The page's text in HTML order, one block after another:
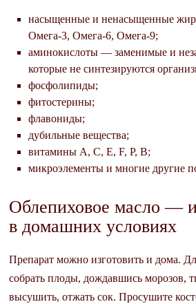
насыщенные и ненасыщенные
Омега-3, Омега-6, Омега-9;
аминокислоты — заменимые и
которые не синтезируются
фосфолипиды;
фитостерины;
флавониды;
дубильные вещества;
витамины А, С, Е, F, P, В;
микроэлементы и многие другие
Облепиховое масло —
в домашних условиях
Препарат можно изготовить и дома.
собрать плоды, дождавшись морозов,
высушить, отжать сок. Просушите